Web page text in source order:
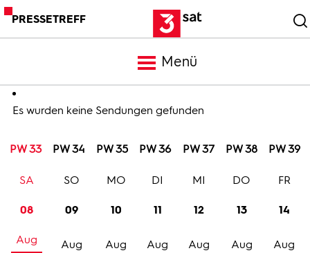
PRESSETREFF
Menü
Meldungen
Programm
Trailer
Es wurden keine Sendungen gefunden
PW 33 PW 34 PW 35 PW 36 PW 37 PW 38 PW 39
08
Aug
SA
09
Aug
SO
10
Aug
MO
11
Aug
DI
12
Aug
MI
13
Aug
DO
14
Aug
FR